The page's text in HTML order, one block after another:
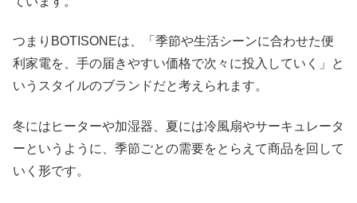
つまりBOTISONEは、「季節や生活シーンに合わせた便
利家電を、手の届きやすい価格で次々に投入していく」と
いうスタイルのブランドだと考えられます。
冬にはヒーターや加湿器、夏には冷風扇やサーキュレータ
ーというように、季節ごとの需要をとらえて商品を回して
いく形です。